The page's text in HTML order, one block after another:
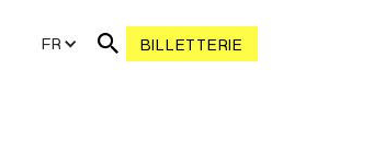
FR BILLETTERIE